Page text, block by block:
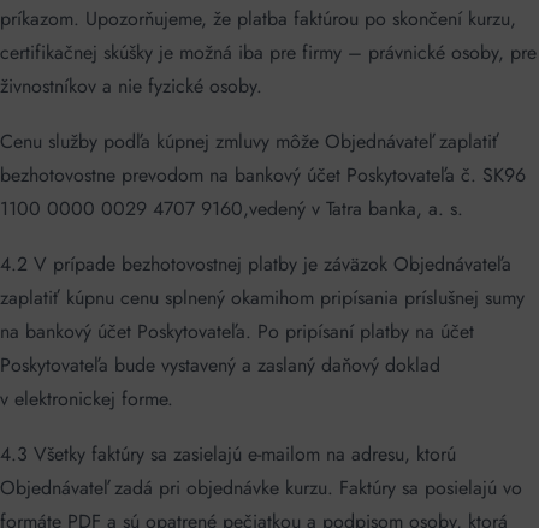
príkazom. Upozorňujeme, že platba faktúrou po skončení kurzu,
certifikačnej skúšky je možná iba pre firmy – právnické osoby, pre
živnostníkov a nie fyzické osoby.
Cenu služby podľa kúpnej zmluvy môže Objednávateľ zaplatiť
bezhotovostne prevodom na bankový účet Poskytovateľa č. SK96
1100 0000 0029 4707 9160,vedený v Tatra banka, a. s.
4.2 V prípade bezhotovostnej platby je záväzok Objednávateľa
zaplatiť kúpnu cenu splnený okamihom pripísania príslušnej sumy
na bankový účet Poskytovateľa. Po pripísaní platby na účet
Poskytovateľa bude vystavený a zaslaný daňový doklad
v elektronickej forme.
4.3 Všetky faktúry sa zasielajú e-mailom na adresu, ktorú
Objednávateľ zadá pri objednávke kurzu. Faktúry sa posielajú vo
formáte PDF a sú opatrené pečiatkou a podpisom osoby, ktorá